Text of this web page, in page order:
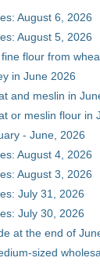
August 6, 2026
August 5, 2026
flour from
in June 2026
and meslin in
or meslin flour in
- June, 2026
August 4, 2026
August 3, 2026
July 31, 2026
July 30, 2026
at the end of
sized